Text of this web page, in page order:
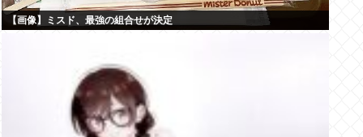
【画像】ミスド、最強の組合せが決定